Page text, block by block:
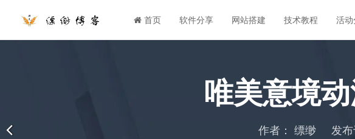
首页 软件分享 网站搭建 技术教程 活动
唯美意境
作者： 缥缈 发布